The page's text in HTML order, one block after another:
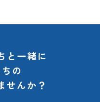
と一緒に
の
せんか？